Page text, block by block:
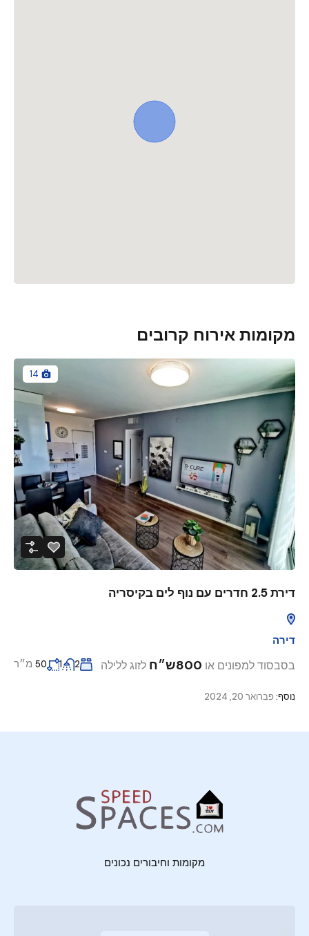
מקומות אירוח קרובים
14
דירת 2.5 חדרים עם נוף לים בקיסריה
דירה
בסבסוד למפונים או 800ש״ח לזוג ללילה 2
1
50 מ״ר
נוסף:פברואר 20, 2024
מקומות וחיבורים נכונים